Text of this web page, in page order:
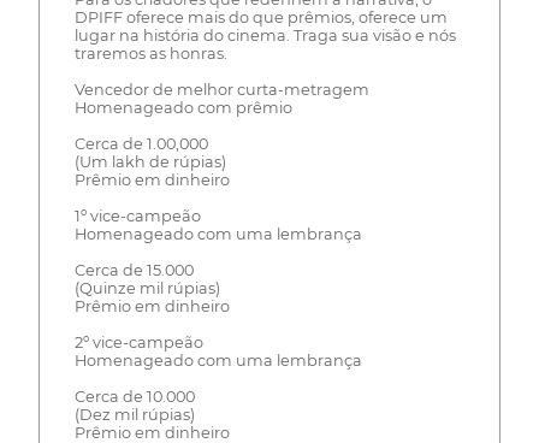
DPIFF oferece mais do que prêmios, oferece um
lugar na história do cinema. Traga sua visão e nós
traremos as honras.
Vencedor de melhor curta-metragem
Homenageado com prêmio
Cerca de 1.00,000
(Um lakh de rúpias)
Prêmio em dinheiro
1º vice-campeão
Homenageado com uma lembrança
Cerca de 15.000
(Quinze mil rúpias)
Prêmio em dinheiro
2º vice-campeão
Homenageado com uma lembrança
Cerca de 10.000
(Dez mil rúpias)
Prêmio em dinheiro